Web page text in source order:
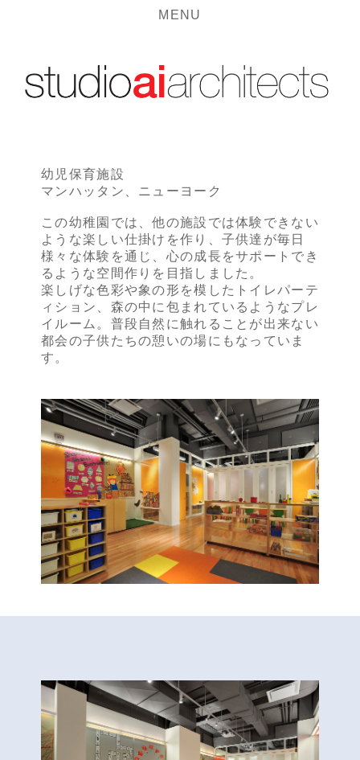
MENU
幼児保育施設
マンハッタン、ニューヨーク
この幼稚園では、他の施設では体験できない
ような楽しい仕掛けを作り、子供達が毎日
様々な体験を通じ、心の成長をサポートでき
るような空間作りを目指しました。
楽しげな色彩や象の形を模したトイレパーテ
ィション、森の中に包まれているようなプレ
イルーム。普段自然に触れることが出来ない
都会の子供たちの憩いの場にもなっていま
す。